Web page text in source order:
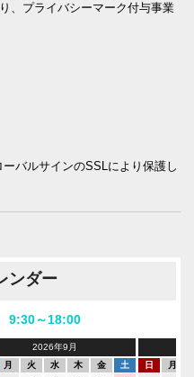
、プライバシーマーク付与事業
バルサインのSSLにより保護し
ンダー
9:30～18:00
2026年9月
月 火 水 木 金
土
日 月